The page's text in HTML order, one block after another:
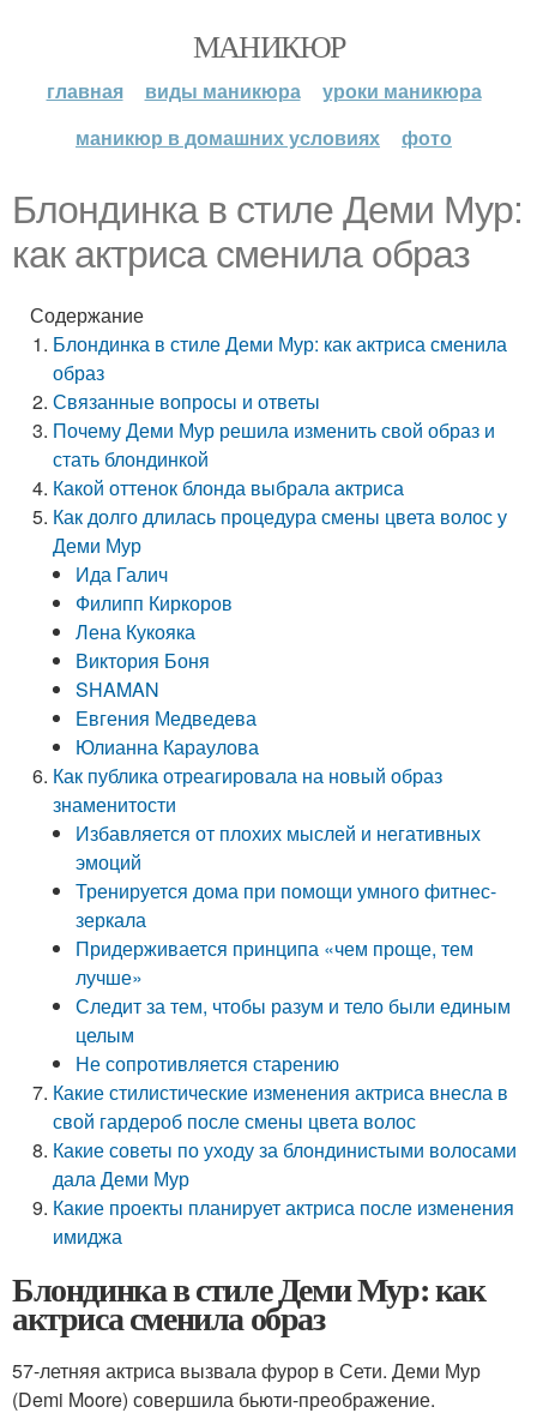
МАНИКЮР
главная виды маникюра
уроки маникюра
маникюр в домашних условиях
фото
Блондинка в стиле Деми Мур:
как актриса сменила образ
Содержание
Блондинка в стиле Деми Мур: как актриса сменила
образ
Связанные вопросы и ответы
Почему Деми Мур решила изменить свой образ и
стать блондинкой
Какой оттенок блонда выбрала актриса
Как долго длилась процедура смены цвета волос у
Деми Мур
Ида Галич
Филипп Киркоров
Лена Кукояка
Виктория Боня
SHAMAN
Евгения Медведева
Юлианна Караулова
Как публика отреагировала на новый образ
знаменитости
Избавляется от плохих мыслей и негативных
эмоций
Тренируется дома при помощи умного фитнес-
зеркала
Придерживается принципа «чем проще, тем
лучше»
Следит за тем, чтобы разум и тело были единым
целым
Не сопротивляется старению
Какие стилистические изменения актриса внесла в
свой гардероб после смены цвета волос
Какие советы по уходу за блондинистыми волосами
дала Деми Мур
Какие проекты планирует актриса после изменения
имиджа
Блондинка в стиле Деми Мур: как
актриса сменила образ
57-летняя актриса вызвала фурор в Сети. Деми Мур
(Demi Moore) совершила бьюти-преображение.